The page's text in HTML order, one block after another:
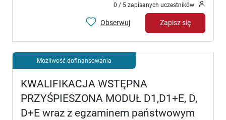
0 / 5 zapisanych uczestników
Obserwuj Zapisz się
Możliwość dofinansowania
KWALIFIKACJA WSTĘPNA
PRZYŚPIESZONA MODUŁ D1,D1+E, D,
D+E wraz z egzaminem państwowym